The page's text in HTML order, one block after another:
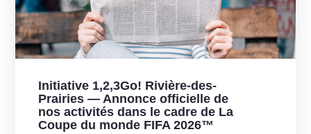
Initiative 1,2,3Go! Rivière-des-
Prairies — Annonce officielle de
nos activités dans le cadre de La
Coupe du monde FIFA 2026™